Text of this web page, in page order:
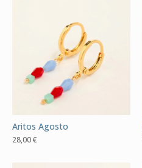
Aritos Agosto
28,00€